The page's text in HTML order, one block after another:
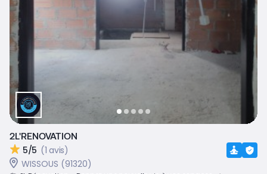
2L'RENOVATION
5/5 (1 avis)
WISSOUS (91320)